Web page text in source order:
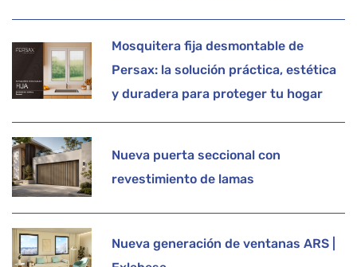
Mosquitera fija desmontable de
Persax: la solución práctica, estética
y duradera para proteger tu hogar
Nueva puerta seccional con
revestimiento de lamas
Nueva generación de ventanas ARS |